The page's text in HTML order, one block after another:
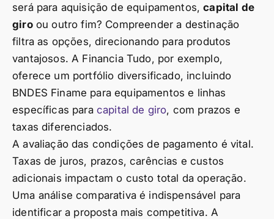
será para aquisição de equipamentos,capital de
giroou outro fim? Compreender a destinação
filtra as opções, direcionando para produtos
vantajosos. A Financia Tudo, por exemplo,
oferece um portfólio diversificado, incluindo
BNDES Finame para equipamentos e linhas
específicas para capital de giro, com prazos e
taxas diferenciados.
A avaliação das condições de pagamento é vital.
Taxas de juros, prazos, carências e custos
adicionais impactam o custo total da operação.
Uma análise comparativa é indispensável para
identificar a proposta mais competitiva. A